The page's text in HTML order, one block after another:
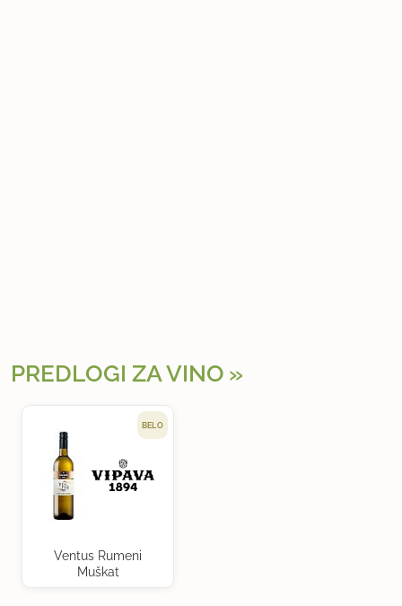
PREDLOGI ZA VINO
BELO
Ventus Rumeni
Muškat